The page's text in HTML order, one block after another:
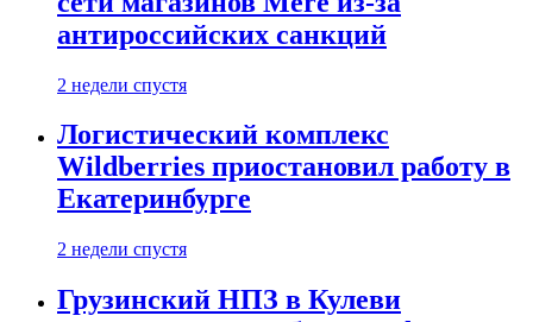
антироссийских санкций
2 недели спустя
Логистический комплекс
Wildberries приостановил работу в
Екатеринбурге
2 недели спустя
Грузинский НПЗ в Кулеви